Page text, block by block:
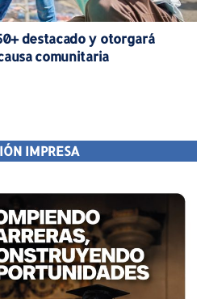
destacado y otorgará
comunitaria
IMPRESA